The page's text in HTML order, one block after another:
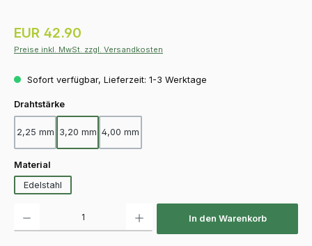
Regulärer Preis:
EUR 42.90
Preise inkl. MwSt. zzgl. Versandkosten
Sofort verfügbar, Lieferzeit: 1-3 Werktage
Drahtstärkeauswählen
2,25 mm 3,20 mm 4,00 mm
Material
Edelstahl
In den Warenkorb